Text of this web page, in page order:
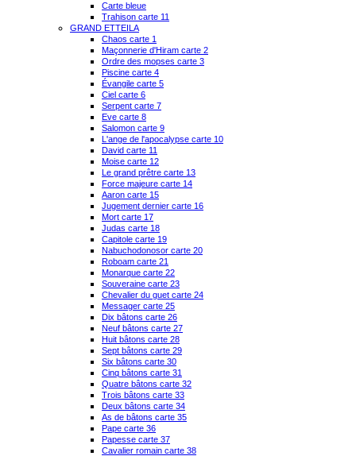
Carte bleue
Trahison carte 11
GRAND ETTEILA
Chaos carte 1
Maçonnerie d'Hiram carte 2
Ordre des mopses carte 3
Piscine carte 4
Évangile carte 5
Ciel carte 6
Serpent carte 7
Eve carte 8
Salomon carte 9
L'ange de l'apocalypse carte 10
David carte 11
Moise carte 12
Le grand prêtre carte 13
Force majeure carte 14
Aaron carte 15
Jugement dernier carte 16
Mort carte 17
Judas carte 18
Capitole carte 19
Nabuchodonosor carte 20
Roboam carte 21
Monarque carte 22
Souveraine carte 23
Chevalier du guet carte 24
Messager carte 25
Dix bâtons carte 26
Neuf bâtons carte 27
Huit bâtons carte 28
Sept bâtons carte 29
Six bâtons carte 30
Cinq bâtons carte 31
Quatre bâtons carte 32
Trois bâtons carte 33
Deux bâtons carte 34
As de bâtons carte 35
Pape carte 36
Papesse carte 37
Cavalier romain carte 38